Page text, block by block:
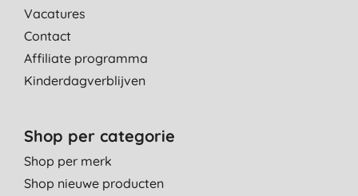
Vacatures
Contact
Affiliate programma
Kinderdagverblijven
Shop per categorie
Shop per merk
Shop nieuwe producten